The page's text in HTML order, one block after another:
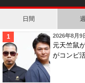
日間
2026年8月9
元天竺鼠
がコンビ